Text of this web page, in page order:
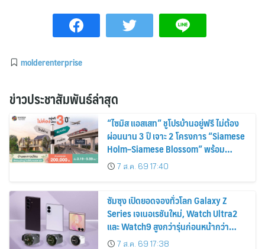
molderenterprise
ข่าวประชาสัมพันธ์ล่าสุด
“ไซมิส แอสเสท” ชูโปรบ้านอยู่ฟรี ไม่ต้อง
ผ่อนนาน 3 ปี เจาะ 2 โครงการ “Siamese
Holm–Siamese Blossom” พร้อม
ส่วนลดและสิทธิพิเศษถึง 31 สิงหาคม
2569
7 ส.ค. 69 17:40
ซัมซุง เปิดยอดจองทั่วโลก Galaxy Z
Series เจเนอเรชันใหม่, Watch Ultra2
และ Watch9 สูงกว่ารุ่นก่อนหน้ากว่า
30%7 ส.ค. 69 17:38